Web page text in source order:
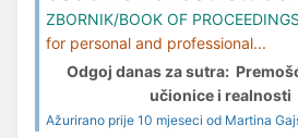
ZBORNIK/BOOK OF
for personal and professional...
Odgoj danas za sutra:
učionice i realnosti
Ažurirano prije 10 mjeseci od Martina